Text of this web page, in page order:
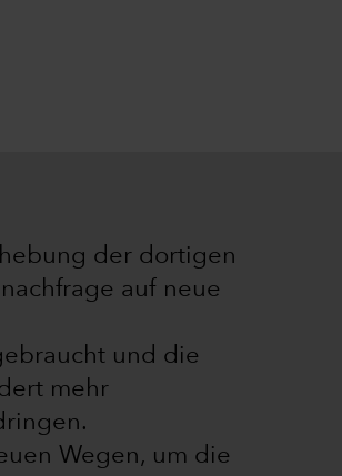
der dortigen
auf neue
und die
mehr
Wegen, um die